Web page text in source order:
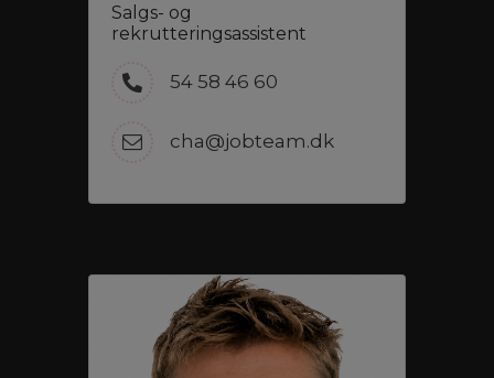
Salgs- og
rekrutteringsassistent
54 58 46 60
cha@jobteam.dk